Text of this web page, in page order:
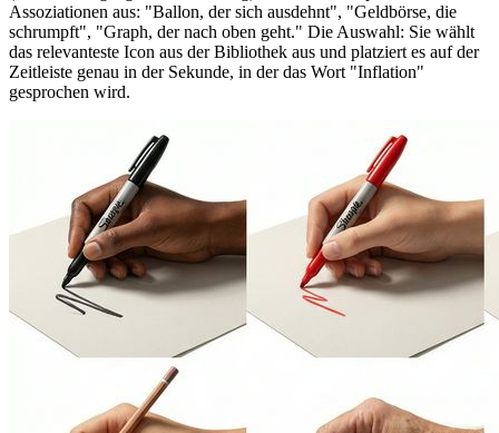
Assoziationen aus: "Ballon, der sich ausdehnt", "Geldbörse, die
schrumpft", "Graph, der nach oben geht." Die Auswahl: Sie wählt
das relevanteste Icon aus der Bibliothek aus und platziert es auf der
Zeitleiste genau in der Sekunde, in der das Wort "Inflation"
gesprochen wird.